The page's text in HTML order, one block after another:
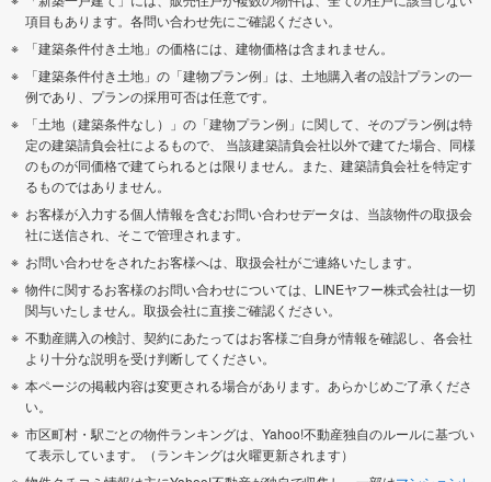
項目もあります。各問い合わせ先にご確認ください。
「建築条件付き土地」の価格には、建物価格は含まれません。
「建築条件付き土地」の「建物プラン例」は、土地購入者の設計プランの一
例であり、プランの採用可否は任意です。
「土地（建築条件なし）」の「建物プラン例」に関して、そのプラン例は特
定の建築請負会社によるもので、 当該建築請負会社以外で建てた場合、同様
のものが同価格で建てられるとは限りません。また、建築請負会社を特定す
るものではありません。
お客様が入力する個人情報を含むお問い合わせデータは、当該物件の取扱会
社に送信され、そこで管理されます。
お問い合わせをされたお客様へは、取扱会社がご連絡いたします。
物件に関するお客様のお問い合わせについては、LINEヤフー株式会社は一切
関与いたしません。取扱会社に直接ご確認ください。
不動産購入の検討、契約にあたってはお客様ご自身が情報を確認し、各会社
より十分な説明を受け判断してください。
本ページの掲載内容は変更される場合があります。あらかじめご了承くださ
い。
市区町村・駅ごとの物件ランキングは、Yahoo!不動産独自のルールに基づい
て表示しています。（ランキングは火曜更新されます）